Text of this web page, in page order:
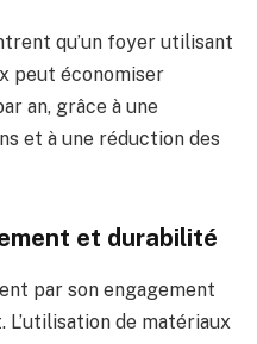
qu’un foyer utilisant
peut économiser
an, grâce à une
et à une réduction des
et durabilité
par son engagement
L’utilisation de matériaux